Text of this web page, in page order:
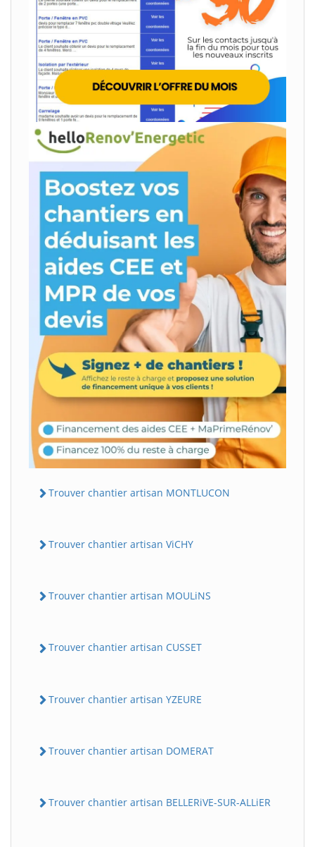
Trouver chantier artisan MONTLUCON
Trouver chantier artisan ViCHY
Trouver chantier artisan MOULiNS
Trouver chantier artisan CUSSET
Trouver chantier artisan YZEURE
Trouver chantier artisan DOMERAT
Trouver chantier artisan BELLERiVE-SUR-ALLiER